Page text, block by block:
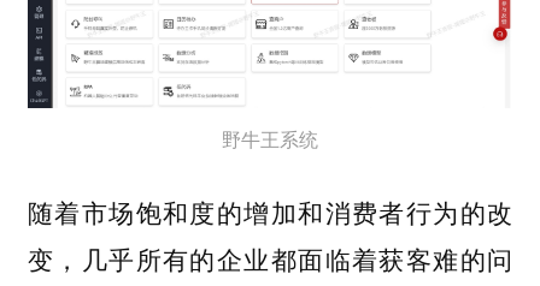
野牛王系统
随着市场饱和度的增加和消费者行为的改
变，几乎所有的企业都面临着获客难的问